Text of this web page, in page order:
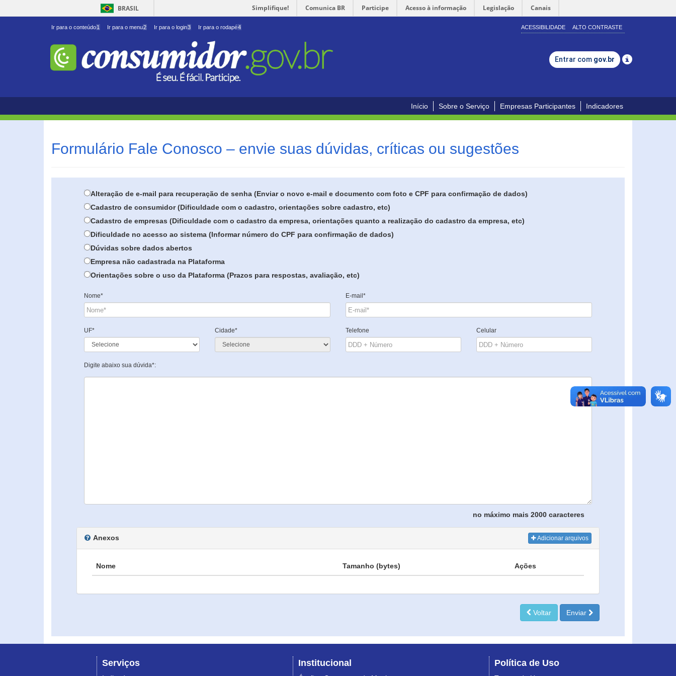
BRASIL Simplifique! Comunica BR Participe Acesso à informação Legislação Canais
Ir para o conteúdo1 Ir para o menu2 Ir para o login3 Ir para o rodapé4 ACESSIBILIDADE ALTO CONTRASTE
Entrar com gov.br
Início Sobre o Serviço Empresas Participantes Indicadores
Formulário Fale Conosco – envie suas dúvidas, críticas ou sugestões
Alteração de e-mail para recuperação de senha (Enviar o novo e-mail e documento com foto e CPF para confirmação de dados)
Cadastro de consumidor (Dificuldade com o cadastro, orientações sobre cadastro, etc)
Cadastro de empresas (Dificuldade com o cadastro da empresa, orientações quanto a realização do cadastro da empresa, etc)
Dificuldade no acesso ao sistema (Informar número do CPF para confirmação de dados)
Dúvidas sobre dados abertos
Empresa não cadastrada na Plataforma
Orientações sobre o uso da Plataforma (Prazos para respostas, avaliação, etc)
Nome* E-mail*
UF* Cidade* Telefone Celular
Digite abaixo sua dúvida*:
no máximo mais 2000 caracteres
Anexos Adicionar arquivos
Nome Tamanho (bytes) Ações
Voltar Enviar
Serviços Institucional Política de Uso